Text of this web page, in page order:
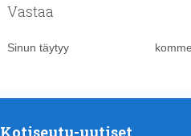
Vastaa
Sinun täytyy
Kotiseutu-uutiset